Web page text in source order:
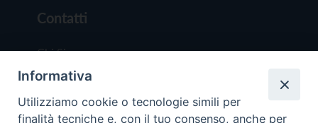
Contatti
Chi Siamo
Redazione
Scrivici
Informativa
Utilizziamo cookie o tecnologie simili per
finalità tecniche e, con il tuo consenso, anche per